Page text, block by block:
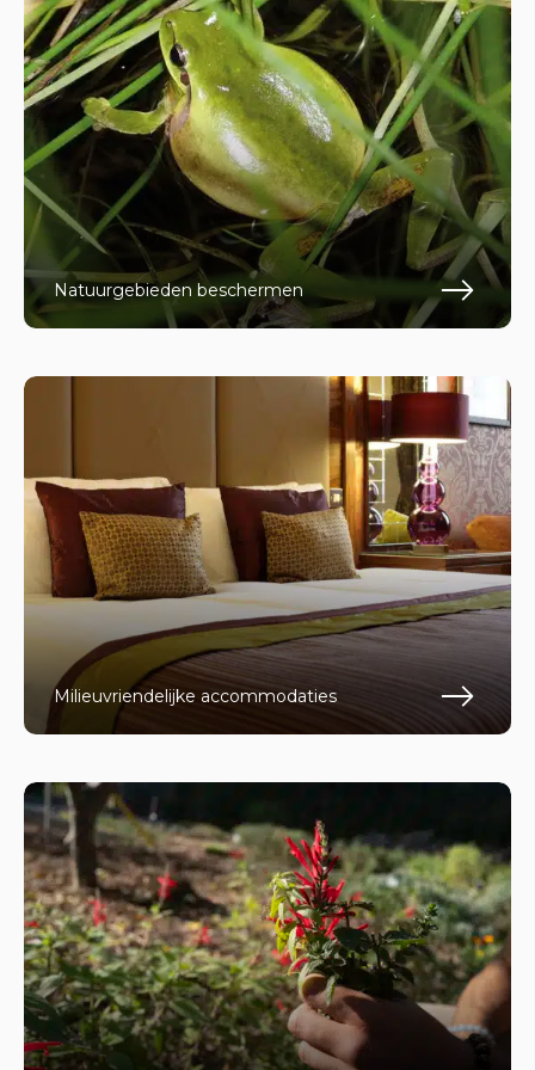
Natuurgebieden beschermen
Milieuvriendelijke accommodaties